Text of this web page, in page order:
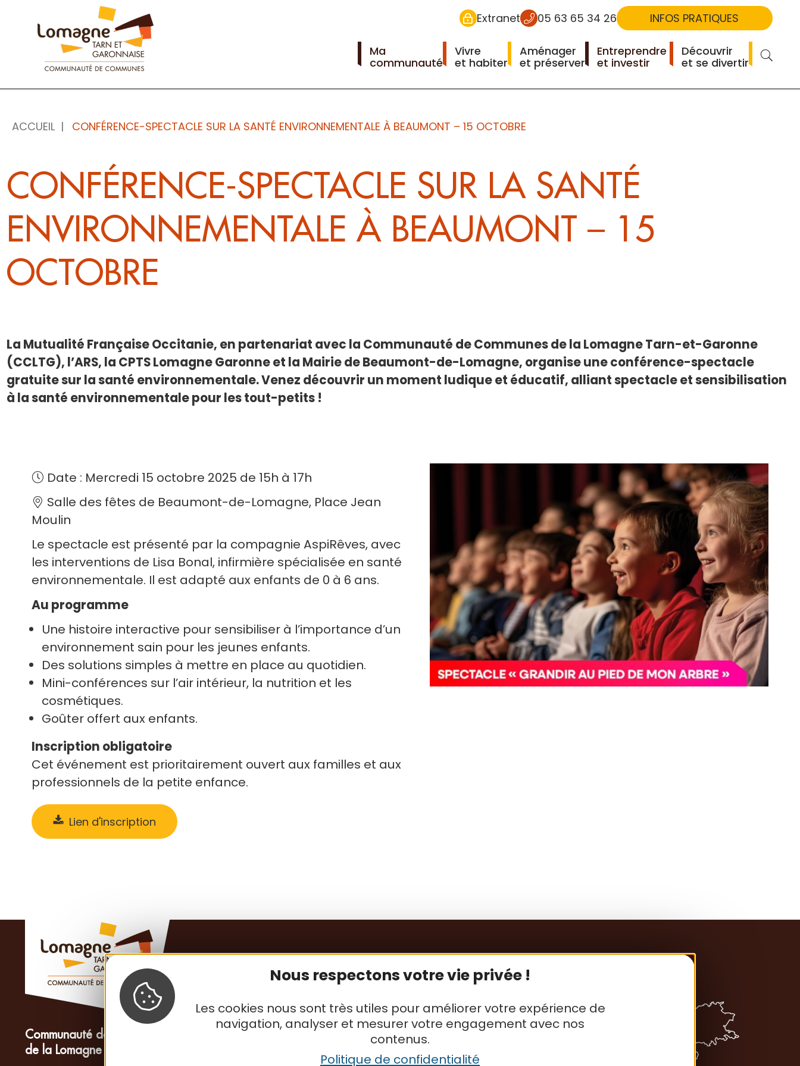
Panneau de gestion des cookies
Nous respectons votre vie privée !
Les cookies nous sont très utiles pour améliorer votre expérience de
navigation, analyser et mesurer votre engagement avec nos
contenus.
Politique de confidentialité
Extranet 05 63 65 34 26 INFOS PRATIQUES
Ma
communauté
Vivre
et habiter
Aménager
et préserver
Entreprendre
et investir
Découvrir
et se divertirRECHERCHER
ACCUEIL CONFÉRENCE-SPECTACLE SUR LA SANTÉ ENVIRONNEMENTALE À BEAUMONT – 15 OCTOBRE
CONFÉRENCE-SPECTACLE SUR LA SANTÉ
ENVIRONNEMENTALE À BEAUMONT – 15
OCTOBRE
La Mutualité Française Occitanie, en partenariat avec la Communauté de Communes de la Lomagne Tarn-et-Garonne
(CCLTG), l’ARS, la CPTS Lomagne Garonne et la Mairie de Beaumont-de-Lomagne, organise une conférence-spectacle
gratuite sur la santé environnementale. Venez découvrir un moment ludique et éducatif, alliant spectacle et sensibilisation
à la santé environnementale pour les tout-petits !
Date : Mercredi 15 octobre 2025 de 15h à 17h
Salle des fêtes de Beaumont-de-Lomagne, Place Jean
Moulin
Le spectacle est présenté par la compagnie AspiRêves, avec
les interventions de Lisa Bonal, infirmière spécialisée en santé
environnementale. Il est adapté aux enfants de 0 à 6 ans.
Au programme
Une histoire interactive pour sensibiliser à l’importance d’un
environnement sain pour les jeunes enfants.
Des solutions simples à mettre en place au quotidien.
Mini-conférences sur l’air intérieur, la nutrition et les
cosmétiques.
Goûter offert aux enfants.
Inscription obligatoire
Cet événement est prioritairement ouvert aux familles et aux
professionnels de la petite enfance.
Lien d'inscription
Communauté de Communes
de la Lomagne Tarn-et-Garonnaise